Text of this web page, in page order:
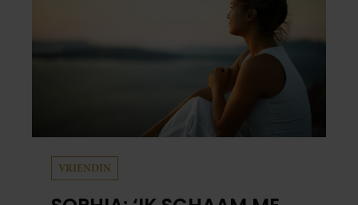
VRIENDIN